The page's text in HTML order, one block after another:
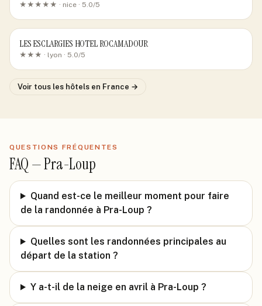
★★★★★ · nice · 5.0/5
LES ESCLARGIES HOTEL ROCAMADOUR
★★★ · lyon · 5.0/5
Voir tous les hôtels en France →
QUESTIONS FRÉQUENTES
FAQ —Pra-Loup
Quand est-ce le meilleur moment pour faire
de la randonnée à Pra-Loup ?
Quelles sont les randonnées principales au
départ de la station ?
Y a-t-il de la neige en avril à Pra-Loup ?